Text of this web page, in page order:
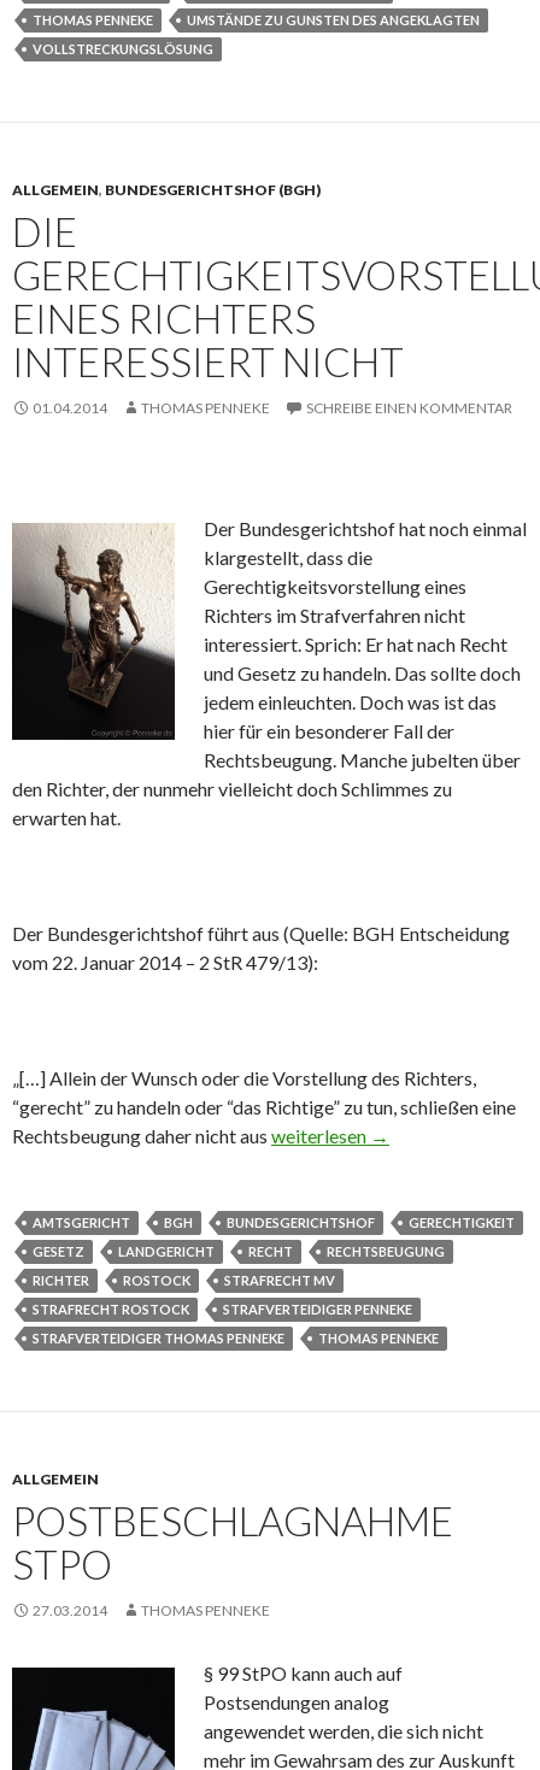
THOMAS PENNEKE
UMSTÄNDE ZU GUNSTEN DES ANGEKLAGTEN
VOLLSTRECKUNGSLÖSUNG
ALLGEMEIN, BUNDESGERICHTSHOF (BGH)
DIE
EINES RICHTERS
INTERESSIERT NICHT
01.04.2014 THOMAS PENNEKE SCHREIBE EINEN KOMMENTAR
Der Bundesgerichtshof hat noch einmal
klargestellt, dass die
Gerechtigkeitsvorstellung eines
Richters im Strafverfahren nicht
interessiert. Sprich: Er hat nach Recht
und Gesetz zu handeln. Das sollte doch
jedem einleuchten. Doch was ist das
hier für ein besonderer Fall der
Rechtsbeugung. Manche jubelten über
den Richter, der nunmehr vielleicht doch Schlimmes zu
erwarten hat.
Der Bundesgerichtshof führt aus (Quelle: BGH Entscheidung
vom 22. Januar 2014 – 2 StR 479/13):
„[…] Allein der Wunsch oder die Vorstellung des Richters,
“gerecht” zu handeln oder “das Richtige” zu tun, schließen eine
Rechtsbeugung daher nicht aus Die Gerechtigkeitsvorstellung
weiterlesen →
AMTSGERICHT BGH BUNDESGERICHTSHOF
GERECHTIGKEIT
GESETZ
LANDGERICHT RECHT
RECHTSBEUGUNG
RICHTER
ROSTOCK
STRAFRECHT MV
STRAFRECHT ROSTOCK
STRAFVERTEIDIGER PENNEKE
STRAFVERTEIDIGER THOMAS PENNEKE
THOMAS PENNEKE
ALLGEMEIN
POSTBESCHLAGNAHME
STPO
27.03.2014 THOMAS PENNEKE
§ 99 StPO kann auch auf
Postsendungen analog
angewendet werden, die sich nicht
mehr im Gewahrsam des zur Auskunft